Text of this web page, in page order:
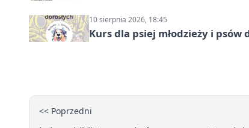
10 sierpnia 2026, 18:45
Kurs dla psiej młodzieży i
<< Poprzedni